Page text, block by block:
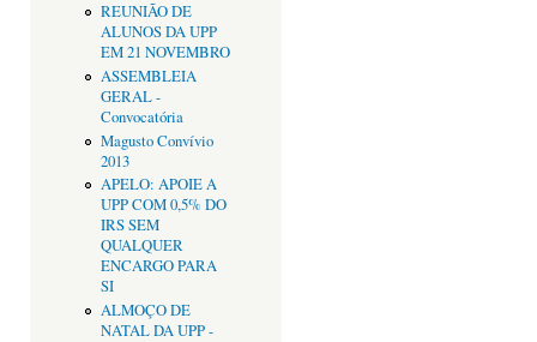
REUNIÃO DE
ALUNOS DA UPP
EM 21 NOVEMBRO
ASSEMBLEIA
GERAL -
Convocatória
Magusto Convívio
2013
APELO: APOIE A
UPP COM 0,5% DO
IRS SEM
QUALQUER
ENCARGO PARA
SI
ALMOÇO DE
NATAL DA UPP -